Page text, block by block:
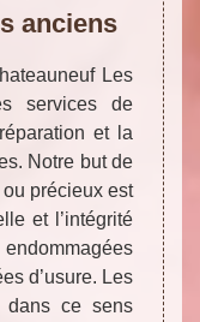
anciens
Les
services de
et la
Notre but de
précieux est
et l’intégrité
d’usure. Les
dans ce sens